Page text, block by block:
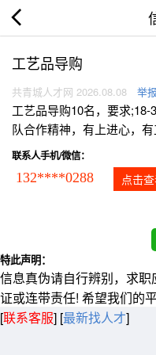
工艺品导购
共青城人才网 2026.08.08 举报
工艺品导购10名，要求
队合作精神，有上进心，有
联系人手机/微信：
132****0288 点击
特此声明：
信息真伪请自行辨别，求
证或连带责任! 希望我们的
[联系客服] [最新找人才]